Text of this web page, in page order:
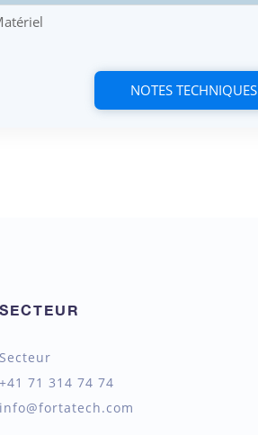
NOTES TECHNIQUES
SECTEUR
Secteur
+41 71 314 74 74
info@fortatech.com